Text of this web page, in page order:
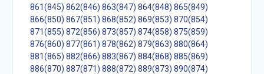
861(845) 862(846) 863(847) 864(848) 865(849)
866(850) 867(851) 868(852) 869(853) 870(854)
871(855) 872(856) 873(857) 874(858) 875(859)
876(860) 877(861) 878(862) 879(863) 880(864)
881(865) 882(866) 883(867) 884(868) 885(869)
886(870) 887(871) 888(872) 889(873) 890(874)